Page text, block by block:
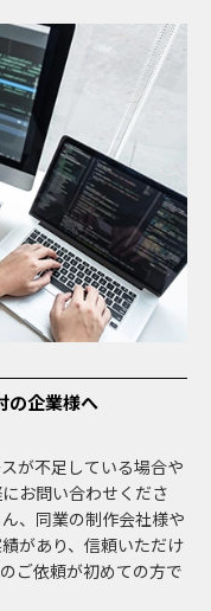
の企業様へ
が不足している場合や
お問い合わせくださ
、同業の制作会社様や
があり、信頼いただけ
ご依頼が初めての方で